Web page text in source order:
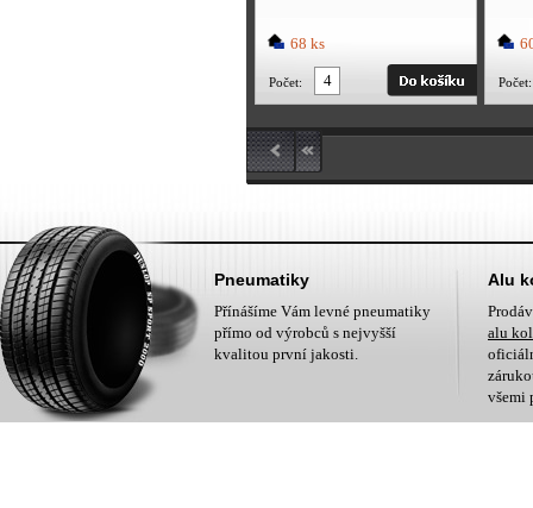
68 ks
Počet: Počet:
Pneumatiky
Přínášíme Vám levné pneumatiky
přímo od výrobců s nejvyšší
kvalitou první jakosti.
Alu
alu
všemi